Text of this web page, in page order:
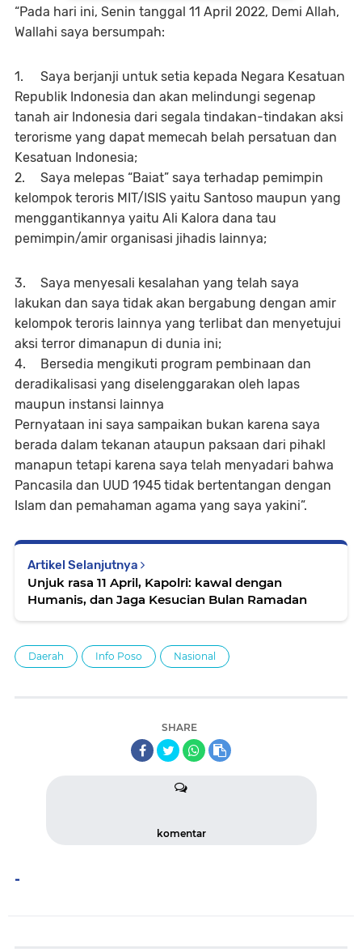
“Pada hari ini, Senin tanggal 11 April 2022, Demi Allah,
Wallahi saya bersumpah:
1.
Saya berjanji untuk setia kepada Negara Kesatuan
Republik Indonesia dan akan melindungi segenap
tanah air Indonesia dari segala tindakan-tindakan aksi
terorisme yang dapat memecah belah persatuan dan
Kesatuan Indonesia;
2.
Saya melepas “Baiat” saya terhadap pemimpin
kelompok teroris MIT/ISIS yaitu Santoso maupun yang
menggantikannya yaitu Ali Kalora dana tau
pemimpin/amir organisasi jihadis lainnya;
3.
Saya menyesali kesalahan yang telah saya
lakukan dan saya tidak akan bergabung dengan amir
kelompok teroris lainnya yang terlibat dan menyetujui
aksi terror dimanapun di dunia ini;
4.
Bersedia mengikuti program pembinaan dan
deradikalisasi yang diselenggarakan oleh lapas
maupun instansi lainnya
Pernyataan ini saya sampaikan bukan karena saya
berada dalam tekanan ataupun paksaan dari pihakl
manapun tetapi karena saya telah menyadari bahwa
Pancasila dan UUD 1945 tidak bertentangan dengan
Islam dan pemahaman agama yang saya yakini”.
Artikel Selanjutnya
Unjuk rasa 11 April, Kapolri: kawal dengan
Humanis, dan Jaga Kesucian Bulan Ramadan
Daerah Info Poso Nasional
SHARE
komentar
-